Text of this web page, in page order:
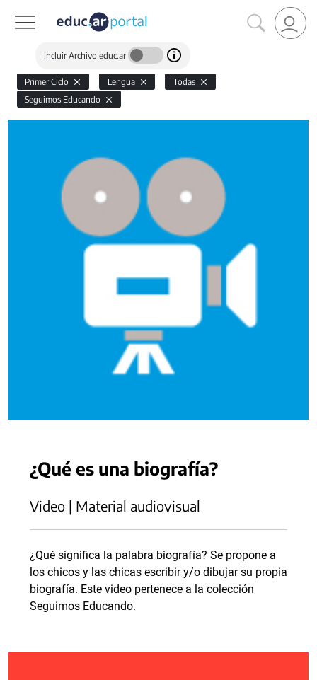
Incluir Archivo educ.ar
Primer Ciclo Lengua
Todas
Seguimos Educando
¿Qué es una biografía?
Video | Material audiovisual
¿Qué significa la palabra biografía? Se propone a
los chicos y las chicas escribir y/o dibujar su propia
biografía. Este video pertenece a la colección
Seguimos Educando.